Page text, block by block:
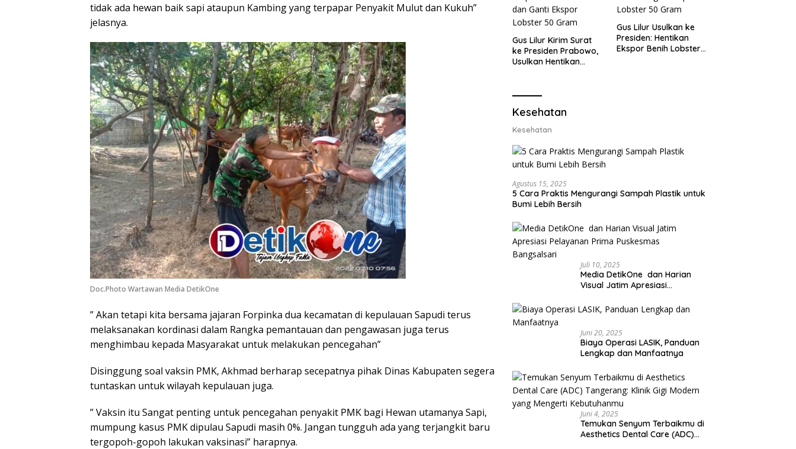
tidak ada hewan baik sapi ataupun Kambing yang terpapar Penyakit Mulut dan Kukuh”
jelasnya.
Doc.Photo Wartawan Media DetikOne
” Akan tetapi kita bersama jajaran Forpinka dua kecamatan di kepulauan Sapudi terus
melaksanakan kordinasi dalam Rangka pemantauan dan pengawasan juga terus
menghimbau kepada Masyarakat untuk melakukan pencegahan”
Disinggung soal vaksin PMK, Akhmad berharap secepatnya pihak Dinas Kabupaten segera
tuntaskan untuk wilayah kepulauan juga.
” Vaksin itu Sangat penting untuk pencegahan penyakit PMK bagi Hewan utamanya Sapi,
mumpung kasus PMK dipulau Sapudi masih 0%. Jangan tungguh ada yang terjangkit baru
tergopoh-gopoh lakukan vaksinasi” harapnya.
Gus Lilur Kirim Surat
ke Presiden Prabowo,
Usulkan Hentikan
Lobster 50 Gram
Gus Lilur Usulkan ke
Presiden: Hentikan
Ekspor Benih Lobster,
Kesehatan
Kesehatan
Agustus 15, 2025
5 Cara Praktis Mengurangi Sampah Plastik untuk
Bumi Lebih Bersih
Juli 10, 2025
Media DetikOne dan Harian
Visual Jatim Apresiasi
Bangsalsari
Juni 20, 2025
Biaya Operasi LASIK, Panduan
Lengkap dan Manfaatnya
Juni 4, 2025
Temukan Senyum Terbaikmu di
Aesthetics Dental Care (ADC)